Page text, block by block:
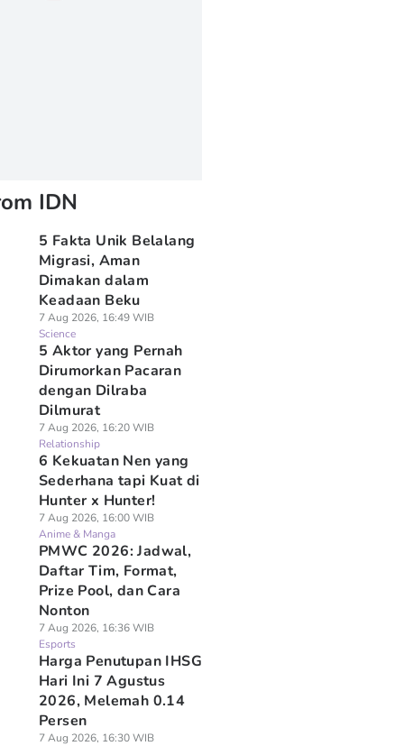
IDN
5 Fakta Unik Belalang
Migrasi, Aman
Dimakan dalam
Keadaan Beku
7 Aug 2026, 16:49 WIB
Science
5 Aktor yang Pernah
Dirumorkan Pacaran
dengan Dilraba
Dilmurat
7 Aug 2026, 16:20 WIB
Relationship
6 Kekuatan Nen yang
Sederhana tapi Kuat di
Hunter x Hunter!
7 Aug 2026, 16:00 WIB
Anime & Manga
PMWC 2026: Jadwal,
Daftar Tim, Format,
Prize Pool, dan Cara
Nonton
7 Aug 2026, 16:36 WIB
Esports
Harga Penutupan IHSG
Hari Ini 7 Agustus
2026, Melemah 0.14
Persen
7 Aug 2026, 16:30 WIB